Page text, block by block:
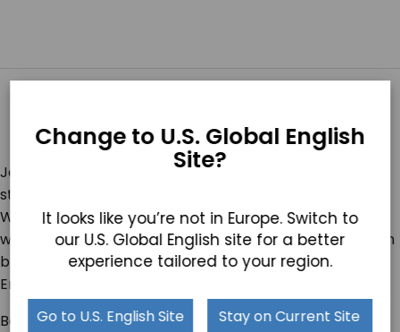
ML & DL Ausgaben
Je nachdem, ob ein Training oder ein Inferencing
stattfindet, endet der Prozess mit einigen Ergebnissen.
Während des Trainings wird der gesamte Zyklus
wiederholt, nachdem die mathematische Interpretation
bzw. die „Gewichtung“ der Daten auf der Grundlage der
Ergebnisse aktualisiert wurde.
Beim Menschen
Change to U.S. Global English
Site?
It looks like you’re not in Europe. Switch to
our U.S. Global English site for a better
experience tailored to your region.
Go to U.S. English Site Stay on Current Site